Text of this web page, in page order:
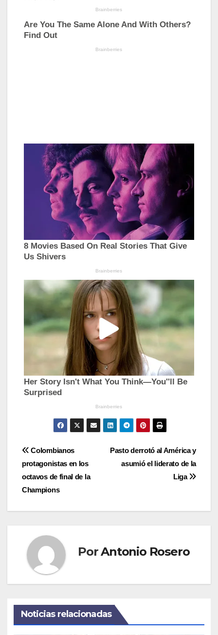
Navegación
de
entradas
Pasto derrotó al América y
asumió el liderato de la
Liga
Colombianos
protagonistas en los
octavos de final de la
Champions
PorAntonio Rosero
Noticias relacionadas